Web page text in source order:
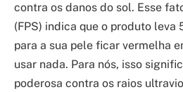
contra os danos do sol. Esse
(FPS) indica que o produto leva
para a sua pele ficar vermelha
usar nada. Para nós, isso
poderosa contra os raios